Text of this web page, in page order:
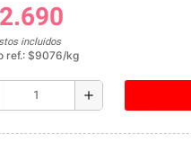
incluidos
ref.: $9076/kg
add